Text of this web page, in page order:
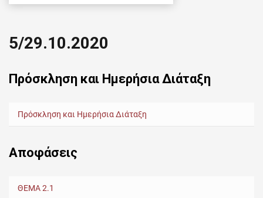
5/29.10.2020
Πρόσκληση και Ημερήσια Διάταξη
Πρόσκληση και Ημερήσια Διάταξη
Αποφάσεις
ΘΕΜΑ 2.1